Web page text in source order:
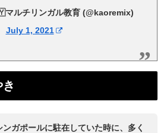
ルチリンガル教育 (@kaoremix)
July 1, 2021
ンガポールに駐在していた時に、多く